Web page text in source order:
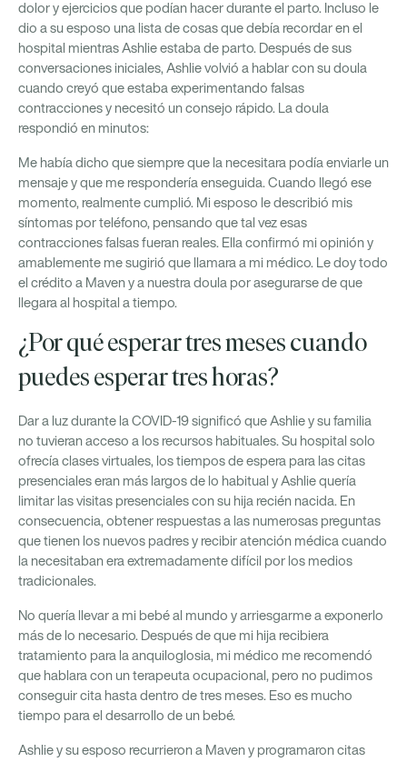
dolor y ejercicios que podían hacer durante el parto. Incluso le
dio a su esposo una lista de cosas que debía recordar en el
hospital mientras Ashlie estaba de parto. Después de sus
conversaciones iniciales, Ashlie volvió a hablar con su doula
cuando creyó que estaba experimentando falsas
contracciones y necesitó un consejo rápido. La doula
respondió en minutos:
Me había dicho que siempre que la necesitara podía enviarle un
mensaje y que me respondería enseguida. Cuando llegó ese
momento, realmente cumplió. Mi esposo le describió mis
síntomas por teléfono, pensando que tal vez esas
contracciones falsas fueran reales. Ella confirmó mi opinión y
amablemente me sugirió que llamara a mi médico. Le doy todo
el crédito a Maven y a nuestra doula por asegurarse de que
llegara al hospital a tiempo.
¿Por qué esperar tres meses cuando
puedes esperar tres horas?
Dar a luz durante la COVID-19 significó que Ashlie y su familia
no tuvieran acceso a los recursos habituales. Su hospital solo
ofrecía clases virtuales, los tiempos de espera para las citas
presenciales eran más largos de lo habitual y Ashlie quería
limitar las visitas presenciales con su hija recién nacida. En
consecuencia, obtener respuestas a las numerosas preguntas
que tienen los nuevos padres y recibir atención médica cuando
la necesitaban era extremadamente difícil por los medios
tradicionales.
No quería llevar a mi bebé al mundo y arriesgarme a exponerlo
más de lo necesario. Después de que mi hija recibiera
tratamiento para la anquiloglosia, mi médico me recomendó
que hablara con un terapeuta ocupacional, pero no pudimos
conseguir cita hasta dentro de tres meses. Eso es mucho
tiempo para el desarrollo de un bebé.
Ashlie y su esposo recurrieron a Maven y programaron citas